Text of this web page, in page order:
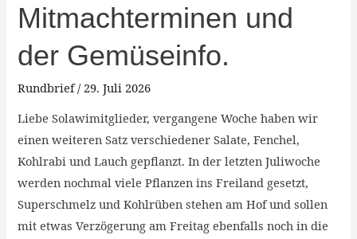
Mitmachterminen und
der Gemüseinfo.
Rundbrief/ 29. Juli 2026
Liebe Solawimitglieder, vergangene Woche haben wir
einen weiteren Satz verschiedener Salate, Fenchel,
Kohlrabi und Lauch gepflanzt. In der letzten Juliwoche
werden nochmal viele Pflanzen ins Freiland gesetzt,
Superschmelz und Kohlrüben stehen am Hof und sollen
mit etwas Verzögerung am Freitag ebenfalls noch in die
der
bevorstehende
Zwiebelernte
Mitmachterminen
und
der
Gemüseinfo.